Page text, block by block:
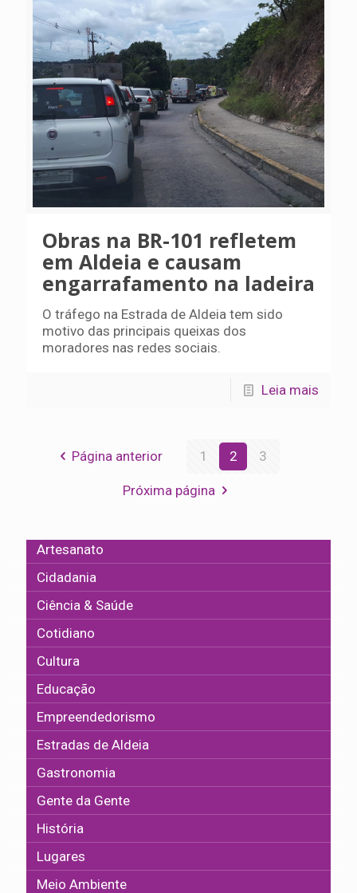
Obras na BR-101 refletem
em Aldeia e causam
engarrafamento na ladeira
O tráfego na Estrada de Aldeia tem sido
motivo das principais queixas dos
moradores nas redes sociais.
Leia mais
Página anterior 1 2 3
Próxima página
Artesanato
Cidadania
Ciência & Saúde
Cotidiano
Cultura
Educação
Empreendedorismo
Estradas de Aldeia
Gastronomia
Gente da Gente
História
Lugares
Meio Ambiente